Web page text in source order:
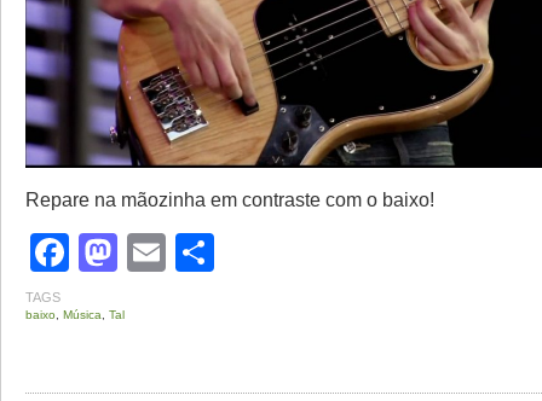
Repare na mãozinha em contraste com o baixo!
Facebook
Mastodon
Email
TAGS
baixo Música Tal